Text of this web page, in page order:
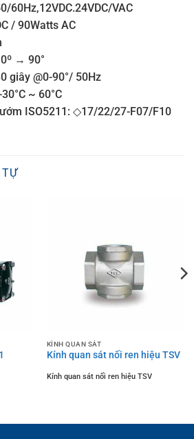
60Hz,12VDC.24VDC/VAC
/ 90Watts AC
→ 90°
giây @0-90°/ 50Hz
~ 60°C
ISO5211: ◇17/22/27-F07/F10
TỰ
KÍNH QUAN SÁT
Kính quan sát nối ren hiệu TSV
Kính quan sát nối ren hiệu TSV